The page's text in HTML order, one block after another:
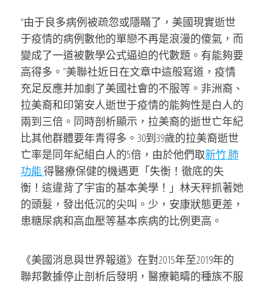
“由于良多病例被疏忽或隱瞞了，美國現實逝世
于疫情的病例數他的單戀不再是浪漫的傻氣，而
變成了一道被數學公式逼迫的代數題。有能夠要
高得多。”美聯社近日在文章中這般寫道，疫情
充足反應并加劇了美國社會的不服等。非洲裔、
拉美裔和印第安人逝世于疫情的能夠性是白人的
兩到三倍。同時剖析顯示，拉美裔的逝世亡年紀
比其他群體要年青得多。30到39歲的拉美裔逝世
亡率是同年紀組白人的5倍，由於他們取新竹 肺
功能得醫療保健的機遇更「失衡！徹底的失
衡！這違背了宇宙的基本美學！」林天秤抓著她
的頭髮，發出低沉的尖叫。少，安康狀態更差，
患糖尿病和高血壓等基本疾病的比例更高。
《美國消息與世界報道》在對2015年至2019年的
聯邦數據停止剖析后發明，醫療範疇的種族不服